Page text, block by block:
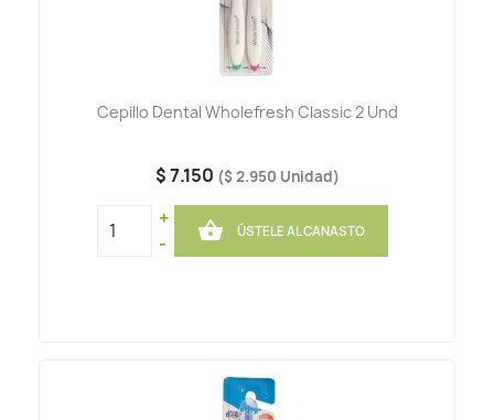
Cepillo Dental Wholefresh Classic 2 Und
$ 7.150 ($ 2.950 Unidad)
+
-
 ÚSTELE AL CANASTO